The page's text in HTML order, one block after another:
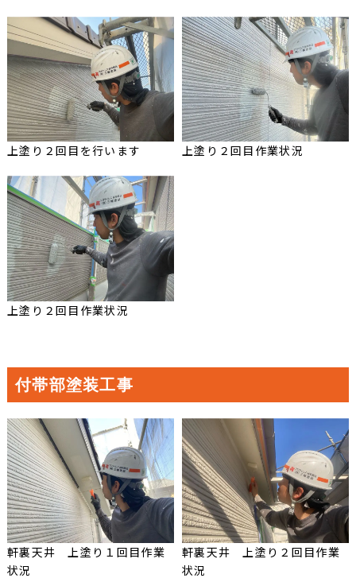
上塗り２回目を行います 上塗り２回目作業状況
上塗り２回目作業状況
付帯部塗装工事
軒裏天井 上塗り１回目作業
状況
軒裏天井 上塗り２回目作業
状況